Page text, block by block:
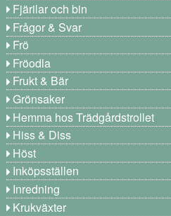
Fjärilar och bin
Frågor & Svar
Frö
Fröodla
Frukt & Bär
Grönsaker
Hemma hos Trädgårdstrollet
Hiss & Diss
Höst
Inköpsställen
Inredning
Krukväxter